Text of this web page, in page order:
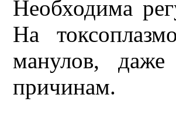
Необходима
На
манулов,
причинам.